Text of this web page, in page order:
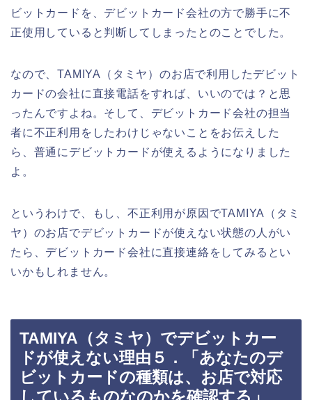
ビットカードを、デビットカード会社の方で勝手に不
正使用していると判断してしまったとのことでした。
なので、TAMIYA（タミヤ）のお店で利用したデビット
カードの会社に直接電話をすれば、いいのでは？と思
ったんですよね。そして、デビットカード会社の担当
者に不正利用をしたわけじゃないことをお伝えした
ら、普通にデビットカードが使えるようになりました
よ。
というわけで、もし、不正利用が原因でTAMIYA（タミ
ヤ）のお店でデビットカードが使えない状態の人がい
たら、デビットカード会社に直接連絡をしてみるとい
いかもしれません。
TAMIYA（タミヤ）でデビットカー
ドが使えない理由５．「あなたのデ
ビットカードの種類は、お店で対応